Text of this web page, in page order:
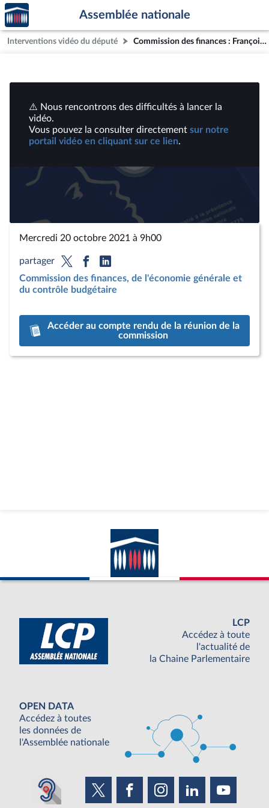
Aller au contenu
Aller en bas de la page
Accèder
à la
page
d'accueil
Assemblée nationale
Interventions vidéo du député Commission des finances : François Villeroy De Galhau ; Projet de loi de finances pour 2022 ( Plan de relance ; Plan d’urgence face à la crise sanitaire) | Vidéos
Lire
la
vidéo
⚠️ Nous rencontrons des difficultés à lancer la
vidéo.
Vous pouvez la consulter directement sur notre
portail vidéo en cliquant sur ce lien.
Mercredi 20 octobre 2021 à 9h00
partager
Commission des finances, de l'économie générale et
du contrôle budgétaire
Accéder au compte rendu de la réunion de la
commission
LCP
Accédez à toute
l'actualité de
la Chaine Parlementaire
OPEN DATA
Accédez à toutes
les données de
l'Assemblée nationale